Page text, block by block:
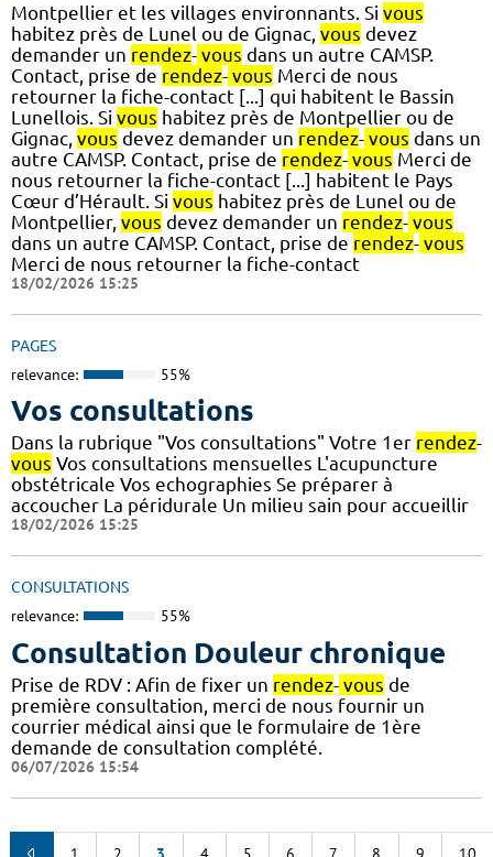
Montpellier et les villages environnants. Si vous
habitez près de Lunel ou de Gignac, vous devez
demander un rendez- vous dans un autre CAMSP.
Contact, prise de rendez- vous Merci de nous
retourner la fiche-contact [...] qui habitent le Bassin
Lunellois. Si vous habitez près de Montpellier ou de
Gignac, vous devez demander un rendez- vous dans un
autre CAMSP. Contact, prise de rendez- vous Merci de
nous retourner la fiche-contact [...] habitent le Pays
Cœur d’Hérault. Si vous habitez près de Lunel ou de
Montpellier, vous devez demander un rendez- vous
dans un autre CAMSP. Contact, prise de rendez- vous
Merci de nous retourner la fiche-contact
18/02/2026 15:25
PAGES
relevance: 55%
Vos consultations
Dans la rubrique "Vos consultations" Votre 1er rendez-
vous Vos consultations mensuelles L'acupuncture
obstétricale Vos echographies Se préparer à
accoucher La péridurale Un milieu sain pour accueillir
18/02/2026 15:25
CONSULTATIONS
relevance: 55%
Consultation Douleur chronique
Prise de RDV : Afin de fixer un rendez- vous de
première consultation, merci de nous fournir un
courrier médical ainsi que le formulaire de 1ère
demande de consultation complété.
06/07/2026 15:54